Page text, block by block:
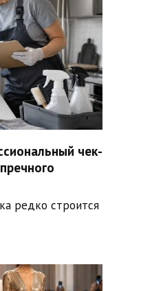
чек-
редко строится